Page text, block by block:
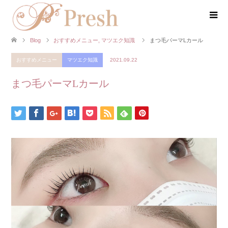
Blog おすすめメニュー マツエク知識 まつ毛パーマLカール
おすすめメニュー マツエク知識 2021.09.22
まつ毛パーマLカール